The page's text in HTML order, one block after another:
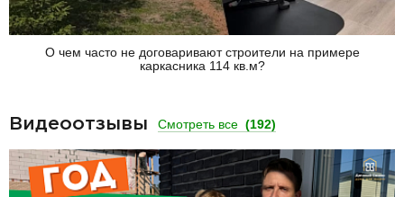
О чем часто не договаривают строители на примере
каркасника 114 кв.м?
Видеоотзывы Смотреть все (192)